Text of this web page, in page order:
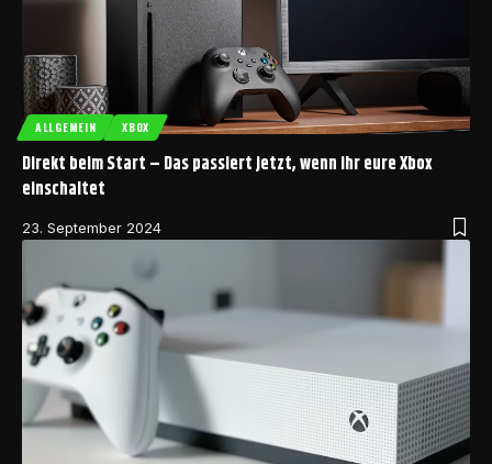
ALLGEMEIN XBOX
Direkt beim Start – Das passiert jetzt, wenn ihr eure Xbox
einschaltet
23. September 2024